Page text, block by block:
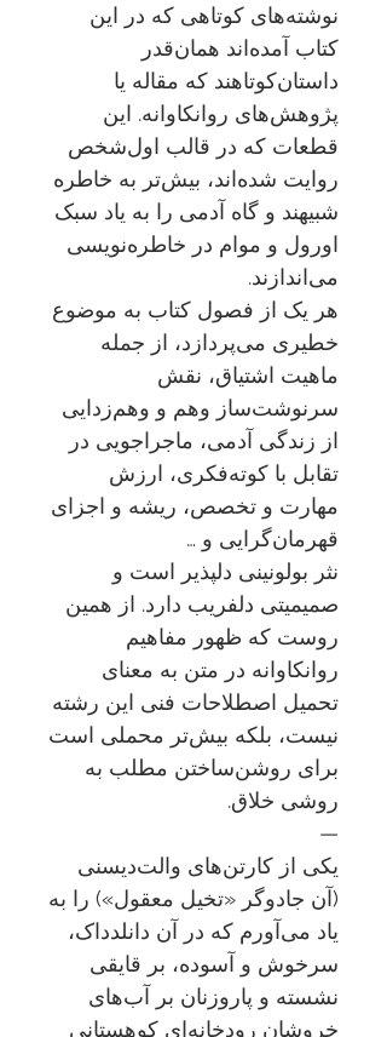
نوشته‌های کوتاهی که در این
کتاب آمده‌اند همان‌قدر
داستان‌کوتاهند که مقاله یا
پژوهش‌های روانکاوانه. این
قطعات که در قالب اول‌شخص
روایت شده‌اند، بیش‌تر به خاطره
شبیهند و گاه آدمی را به یاد سبک
اورول و موام در خاطره‌نویسی
می‌اندازند.
هر یک از فصول کتاب به موضوع
خطیری می‌پردازد، از جمله
ماهیت اشتیاق، نقش
سرنوشت‌ساز وهم و وهم‌زدایی
از زندگی آدمی، ماجراجویی در
تقابل با کوته‌فکری، ارزش
مهارت و تخصص، ریشه و اجزای
قهرمان‌گرایی و …
نثر بولونینی دلپذیر است و
صمیمیتی دلفریب دارد. از همین
روست که ظهور مفاهیم
روانکاوانه در متن به معنای
تحمیل اصطلاحات فنی این رشته
نیست، بلکه بیش‌تر محملی است
برای روشن‌ساختن مطلب به
روشی خلاق.
—
یکی از کارتن‌های والت‌دیسنی
(آن جادوگر «تخیل معقول») را به
یاد می‌آورم که در آن دانلدداک،
سرخوش و آسوده، بر قایقی
نشسته و پاروزنان بر آب‌های
خروشان رودخانه‌ای کوهستانی